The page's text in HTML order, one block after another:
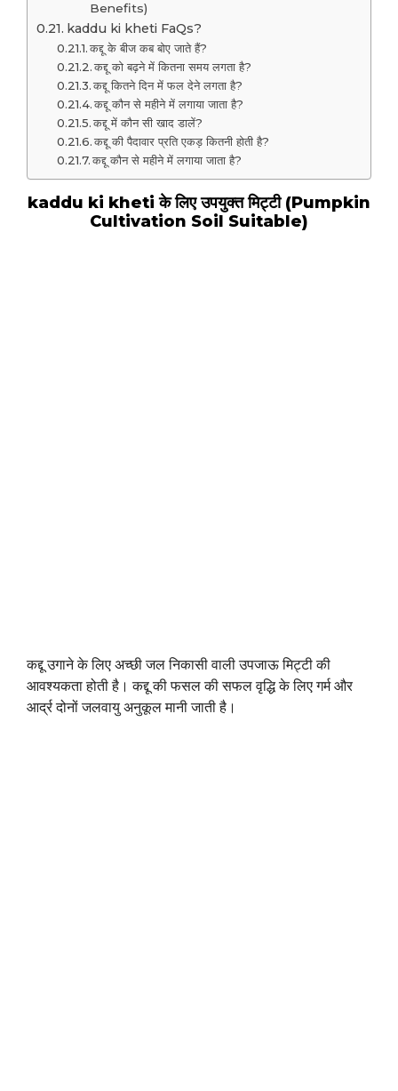
Benefits)
kaddu ki kheti FaQs?
कद्दू के बीज कब बोए जाते हैं?
कद्दू को बढ़ने में कितना समय लगता है?
कद्दू कितने दिन में फल देने लगता है?
कद्दू कौन से महीने में लगाया जाता है?
कद्दू में कौन सी खाद डालें?
कद्दू की पैदावार प्रति एकड़ कितनी होती है?
कद्दू कौन से महीने में लगाया जाता है?
kaddu ki kheti के लिए उपयुक्त मिट्टी (Pumpkin
Cultivation Soil Suitable)
कद्दू उगाने के लिए अच्छी जल निकासी वाली उपजाऊ मिट्टी की
आवश्यकता होती है। कद्दू की फसल की सफल वृद्धि के लिए गर्म और
आर्द्र दोनों जलवायु अनुकूल मानी जाती है।